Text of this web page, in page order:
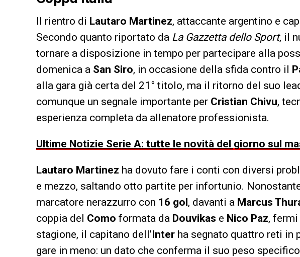
Il rientro di Lautaro Martinez, attaccante argentino e
Secondo quanto riportato da La Gazzetta dello Sport, il
tornare a disposizione in tempo per partecipare alla
domenica a San Siro, in occasione della sfida contro il
alla gara già certa del 21° titolo, ma il ritorno del suo
comunque un segnale importante per Cristian Chivu,
esperienza completa da allenatore professionista.
Ultime Notizie Serie A: tutte le novità del giorno sul
Lautaro Martinez ha dovuto fare i conti con diversi
e mezzo, saltando otto partite per infortunio.
marcatore nerazzurro con 16 gol, davanti a Marcus
coppia del Como formata da Douvikas e Nico Paz,
stagione, il capitano dell’Inter ha segnato quattro reti in
gare in meno: un dato che conferma il suo peso